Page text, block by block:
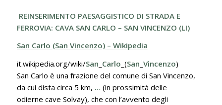
REINSERIMENTO PAESAGGISTICO DI STRADA E
FERROVIA: CAVA SAN CARLO – SAN VINCENZO (LI)
San Carlo (San Vincenzo) – Wikipedia
it.wikipedia.org/wiki/San Carlo _(San Vincenzo)
San Carlo è una frazione del comune ‎di San Vincenzo,
da cui dista circa 5 km, …(in prossimità delle
odierne cave Solvay), che con l’avvento degli